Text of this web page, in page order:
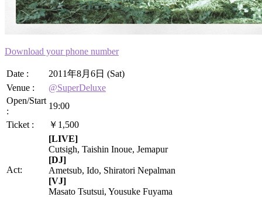
Download your phone number
Date :
2011年8月6日 (Sat)
Venue :
@SuperDeluxe
Open/Start
:
19:00
Ticket :
￥1,500
Act:
[LIVE]
Cutsigh, Taishin Inoue, Jemapur
[DJ]
Ametsub, Ido, Shiratori Nepalman
[VJ]
Masato Tsutsui, Yousuke Fuyama